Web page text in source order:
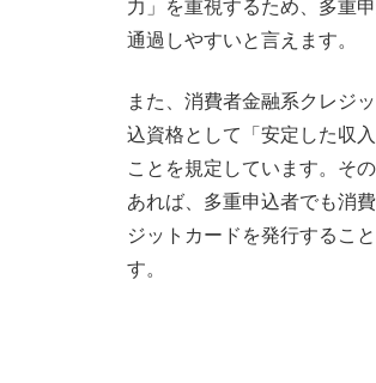
力」を重視するため、多重
通過しやすいと言えます。
また、消費者金融系クレジ
込資格として「安定した収
ことを規定しています。そ
あれば、多重申込者でも消
ジットカードを発行するこ
す。